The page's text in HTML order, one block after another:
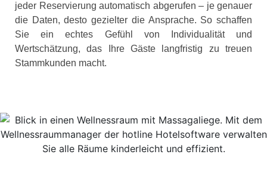
jeder Reservierung automatisch abgerufen – je genauer
die Daten, desto gezielter die Ansprache. So schaffen
Sie ein echtes Gefühl von Individualität und
Wertschätzung, das Ihre Gäste langfristig zu treuen
Stammkunden macht.